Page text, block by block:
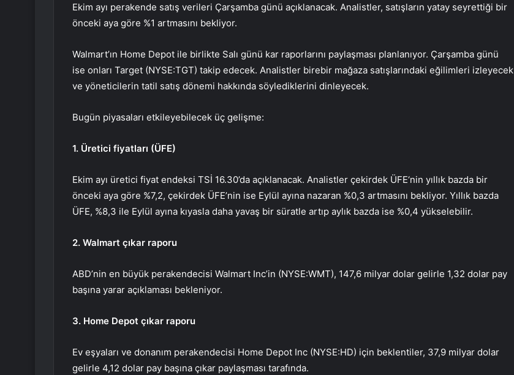
Ekim ayı perakende satış verileri Çarşamba günü açıklanacak. Analistler, satışların yatay seyrettiği bir
önceki aya göre %1 artmasını bekliyor.
Walmart’ın Home Depot ile birlikte Salı günü kar raporlarını paylaşması planlanıyor. Çarşamba günü
ise onları Target (NYSE:TGT) takip edecek. Analistler birebir mağaza satışlarındaki eğilimleri izleyecek
ve yöneticilerin tatil satış dönemi hakkında söylediklerini dinleyecek.
Bugün piyasaları etkileyebilecek üç gelişme:
1. Üretici fiyatları (ÜFE)
Ekim ayı üretici fiyat endeksi TSİ 16.30’da açıklanacak. Analistler çekirdek ÜFE‘nin yıllık bazda bir
önceki aya göre %7,2, çekirdek ÜFE’nin ise Eylül ayına nazaran %0,3 artmasını bekliyor. Yıllık bazda
ÜFE, %8,3 ile Eylül ayına kıyasla daha yavaş bir süratle artıp aylık bazda ise %0,4 yükselebilir.
2. Walmart çıkar raporu
ABD’nin en büyük perakendecisi Walmart Inc’in (NYSE:WMT), 147,6 milyar dolar gelirle 1,32 dolar pay
başına yarar açıklaması bekleniyor.
3. Home Depot çıkar raporu
Ev eşyaları ve donanım perakendecisi Home Depot Inc (NYSE:HD) için beklentiler, 37,9 milyar dolar
gelirle 4,12 dolar pay başına çıkar paylaşması tarafında.